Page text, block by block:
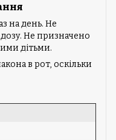
на день. Не
Не призначено
дітьми.
в рот, оскільки